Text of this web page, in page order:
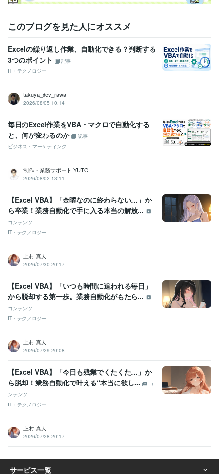
このブログを見た人にオススメ
Excelの繰り返し作業、自動化できる？判断する
3つのポイント
記事
IT・テクノロジー
takuya_dev_rawa
2026/08/05 10:14
毎日のExcel作業をVBA・マクロで自動化する
と、何が変わるのか
記事
ビジネス・マーケティング
制作・業務サポート YUTO
2026/08/02 13:11
【Excel VBA】「金曜なのに終わらない…」か
ら卒業！業務自動化で手に入る本当の解放...
コンテンツ
IT・テクノロジー
上村 真人
2026/07/30 20:17
【Excel VBA】「いつも時間に追われる毎日」
から脱却する第一歩。業務自動化がもたら...
コンテンツ
IT・テクノロジー
上村 真人
2026/07/29 20:08
【Excel VBA】「今日も残業でくたくた…」か
ら脱却！業務自動化で叶える“本当に欲し...
コ
ンテンツ
IT・テクノロジー
上村 真人
2026/07/28 20:17